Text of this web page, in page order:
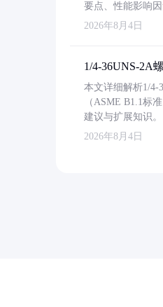
要点、性能影响
2026年8月4日
1/4-36UNS-2A
本文详细解析1/4-
（ASME B1.1标
建议与扩展知识。
2026年8月4日